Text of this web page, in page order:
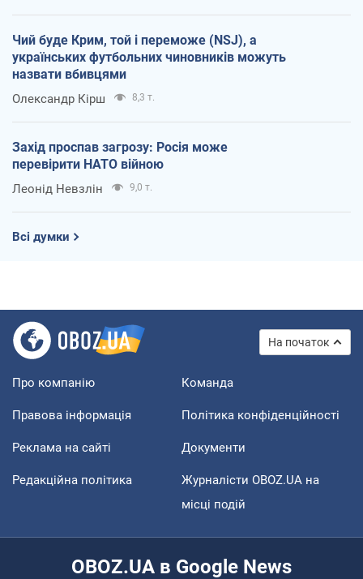
Чий буде Крим, той і переможе (NSJ), а
українських футбольних чиновників можуть
назвати вбивцями
Олександр Кірш 8,3 т.
Захід проспав загрозу: Росія може
перевірити НАТО війною
Леонід Невзлін 9,0 т.
Всі думки
На початок
Про компанію Команда
Правова інформація Політика конфіденційності
Реклама на сайті Документи
Редакційна політика
Журналісти OBOZ.UA на
місці подій
OBOZ.UA в Google News